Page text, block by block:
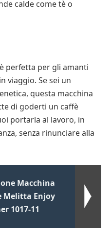
calde come tè o
perfetta per gli amanti
viaggio. Se sei un
questa macchina
di goderti un caffè
portarla al lavoro, in
senza rinunciare alla
Macchina
Melitta Enjoy
1017-11